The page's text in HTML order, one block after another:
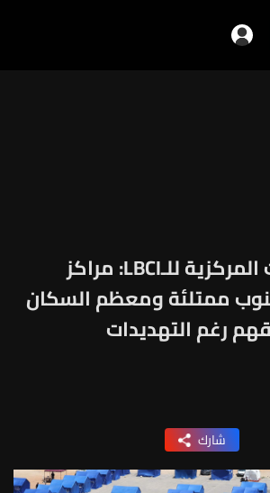
غرفة العمليات المركزية للـLBCI: مراكز
ممتلئة ومعظم السكان
رغم التهديدات
شارك